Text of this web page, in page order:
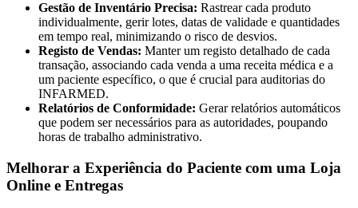
Gestão de Inventário Precisa: Rastrear cada produto
individualmente, gerir lotes, datas de validade e quantidades
em tempo real, minimizando o risco de desvios.
Registo de Vendas: Manter um registo detalhado de cada
transação, associando cada venda a uma receita médica e a
um paciente específico, o que é crucial para auditorias do
INFARMED.
Relatórios de Conformidade: Gerar relatórios automáticos
que podem ser necessários para as autoridades, poupando
horas de trabalho administrativo.
Melhorar a Experiência do Paciente com uma Loja
Online e Entregas